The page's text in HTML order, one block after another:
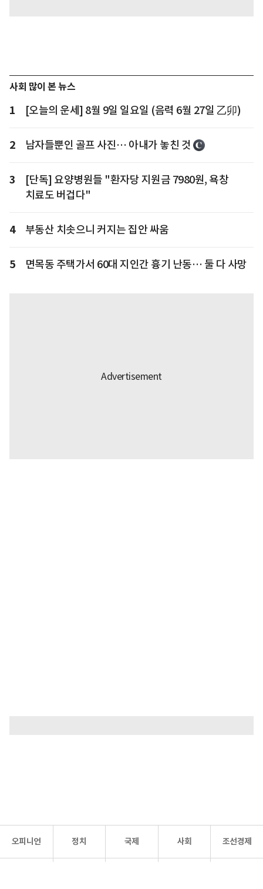
사회 많이 본 뉴스
1 [오늘의 운세] 8월 9일 일요일 (음력 6월 27일 乙卯)
2 남자들뿐인 골프 사진… 아내가 놓친 것
3
[단독] 요양병원들 "환자당 지원금 7980원, 욕창
치료도 버겁다"
4 부동산 치솟으니 커지는 집안 싸움
5 면목동 주택가서 60대 지인간 흉기 난동… 둘 다 사망
오피니언 정치 국제 사회 조선경제